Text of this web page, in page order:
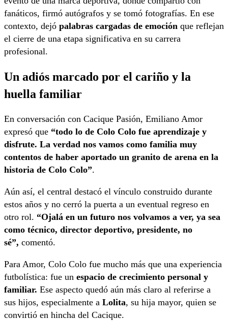
fanáticos, firmó autógrafos y se tomó fotografías. En ese
contexto, dejó palabras cargadas de emoción que reflejan
el cierre de una etapa significativa en su carrera
profesional.
Un adiós marcado por el cariño y la
huella familiar
En conversación con Cacique Pasión, Emiliano Amor
expresó que “todo lo de Colo Colo fue aprendizaje y
disfrute. La verdad nos vamos como familia muy
contentos de haber aportado un granito de arena en la
historia de Colo Colo”.
Aún así, el central destacó el vínculo construido durante
estos años y no cerró la puerta a un eventual regreso en
otro rol. “Ojalá en un futuro nos volvamos a ver, ya sea
como técnico, director deportivo, presidente, no
sé”, comentó.
Para Amor, Colo Colo fue mucho más que una experiencia
futbolística: fue un espacio de crecimiento personal y
familiar. Ese aspecto quedó aún más claro al referirse a
sus hijos, especialmente a Lolita, su hija mayor, quien se
convirtió en hincha del Cacique.